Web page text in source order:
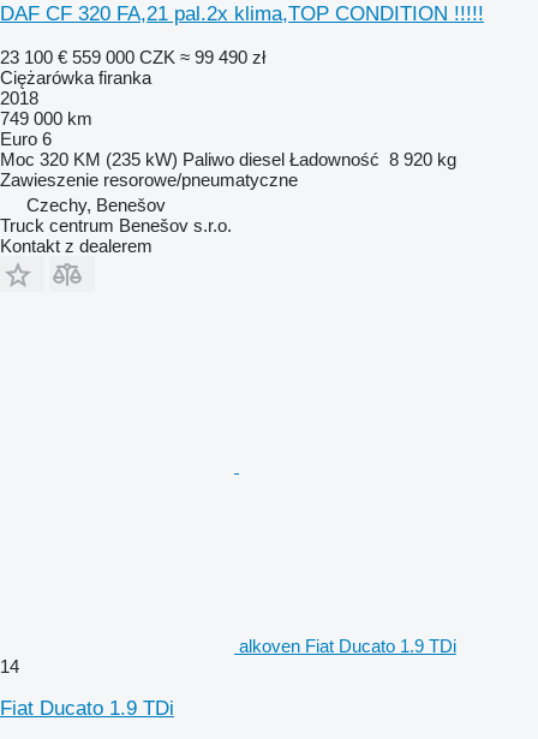
DAF CF 320 FA,21 pal.2x klima,TOP CONDITION !!!!!
23 100 € 559 000 CZK ≈ 99 490 zł
Ciężarówka firanka
2018
749 000 km
Euro 6
Moc 320 KM (235 kW) Paliwo diesel Ładowność 8 920 kg
Zawieszenie resorowe/pneumatyczne
Czechy, Benešov
Truck centrum Benešov s.r.o.
Kontakt z dealerem
alkoven Fiat Ducato 1.9 TDi
14
Fiat Ducato 1.9 TDi